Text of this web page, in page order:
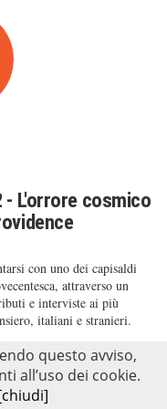
- L'orrore cosmico
con uno dei capisaldi
attraverso un
e interviste ai più
italiani e stranieri.
questo avviso,
all’uso dei cookie.